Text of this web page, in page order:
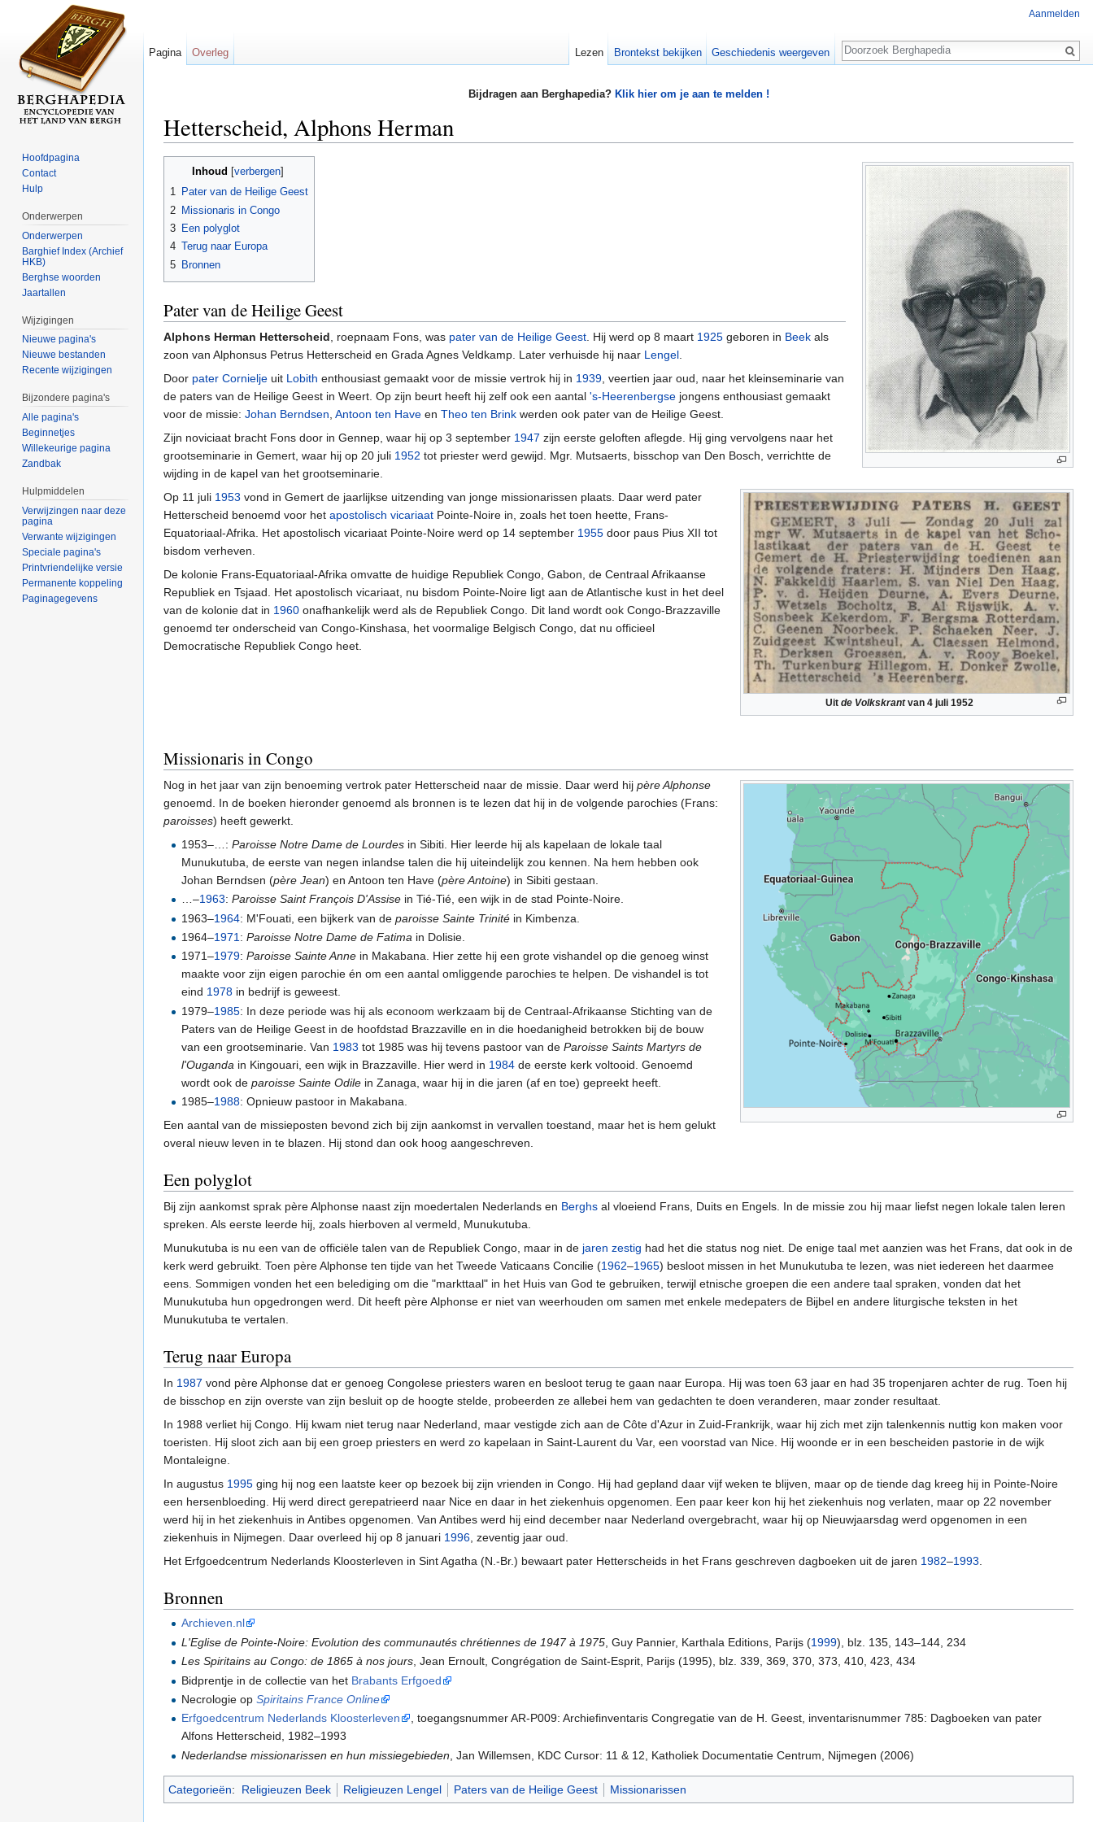
Bijdragen aan Berghapedia? Klik hier om je aan te melden !
Hetterscheid, Alphons Herman
Inhoud verbergen]
1 Pater van de Heilige Geest
2 Missionaris in Congo
3 Een polyglot
4 Terug naar Europa
5 Bronnen
Pater van de Heilige Geest
Alphons Herman Hetterscheid, roepnaam Fons, was pater van de Heilige Geest. Hij werd op 8 maart 1925 geboren in Beek als
zoon van Alphonsus Petrus Hetterscheid en Grada Agnes Veldkamp. Later verhuisde hij naar Lengel.
Door pater Cornielje uit Lobith enthousiast gemaakt voor de missie vertrok hij in 1939, veertien jaar oud, naar het kleinseminarie van
de paters van de Heilige Geest in Weert. Op zijn beurt heeft hij zelf ook een aantal 's-Heerenbergse jongens enthousiast gemaakt
voor de missie: Johan Berndsen, Antoon ten Have en Theo ten Brink werden ook pater van de Heilige Geest.
Uit de Volkskrantvan 4 juli 1952
Zijn noviciaat bracht Fons door in Gennep, waar hij op 3 september 1947 zijn eerste geloften aflegde. Hij ging vervolgens naar het
grootseminarie in Gemert, waar hij op 20 juli 1952 tot priester werd gewijd. Mgr. Mutsaerts, bisschop van Den Bosch, verrichtte de
wijding in de kapel van het grootseminarie.
Op 11 juli 1953 vond in Gemert de jaarlijkse uitzending van jonge missionarissen plaats. Daar werd pater
Hetterscheid benoemd voor het apostolisch vicariaat Pointe-Noire in, zoals het toen heette, Frans-
Equatoriaal-Afrika. Het apostolisch vicariaat Pointe-Noire werd op 14 september 1955 door paus Pius XII tot
bisdom verheven.
De kolonie Frans-Equatoriaal-Afrika omvatte de huidige Republiek Congo, Gabon, de Centraal Afrikaanse
Republiek en Tsjaad. Het apostolisch vicariaat, nu bisdom Pointe-Noire ligt aan de Atlantische kust in het deel
van de kolonie dat in 1960 onafhankelijk werd als de Republiek Congo. Dit land wordt ook Congo-Brazzaville
genoemd ter onderscheid van Congo-Kinshasa, het voormalige Belgisch Congo, dat nu officieel
Democratische Republiek Congo heet.
Missionaris in Congo
Nog in het jaar van zijn benoeming vertrok pater Hetterscheid naar de missie. Daar werd hij père Alphonse
genoemd. In de boeken hieronder genoemd als bronnen is te lezen dat hij in de volgende parochies (Frans:
paroisses) heeft gewerkt.
1953–…:Paroisse Notre Dame de Lourdes in Sibiti. Hier leerde hij als kapelaan de lokale taal
Munukutuba, de eerste van negen inlandse talen die hij uiteindelijk zou kennen. Na hem hebben ook
Johan Berndsen (père Jean) en Antoon ten Have (père Antoine) in Sibiti gestaan.
…–1963:Paroisse Saint François D'Assise in Tié-Tié, een wijk in de stad Pointe-Noire.
1963–1964: M'Fouati, een bijkerk van deparoisse Sainte Trinité in Kimbenza.
1964–1971 :Paroisse Notre Dame de Fatima in Dolisie.
1971–1979:Paroisse Sainte Anne in Makabana. Hier zette hij een grote vishandel op die genoeg winst
maakte voor zijn eigen parochie én om een aantal omliggende parochies te helpen. De vishandel is tot
eind 1978 in bedrijf is geweest.
1979–1985: In deze periode was hij als econoom werkzaam bij de Centraal-Afrikaanse Stichting van de
Paters van de Heilige Geest in de hoofdstad Brazzaville en in die hoedanigheid betrokken bij de bouw
van een grootseminarie. Van 1983 tot 1985 was hij tevens pastoor van deParoisse Saints Martyrs de
l'Ouganda in Kingouari, een wijk in Brazzaville. Hier werd in 1984 de eerste kerk voltooid. Genoemd
wordt ook deparoisse Sainte Odile in Zanaga, waar hij in die jaren (af en toe) gepreekt heeft.
1985–1988: Opnieuw pastoor in Makabana.
Een aantal van de missieposten bevond zich bij zijn aankomst in vervallen toestand, maar het is hem gelukt
overal nieuw leven in te blazen. Hij stond dan ook hoog aangeschreven.
Een polyglot
Bij zijn aankomst sprak père Alphonse naast zijn moedertalen Nederlands en Berghs al vloeiend Frans, Duits en Engels. In de missie zou hij maar liefst negen lokale talen leren
spreken. Als eerste leerde hij, zoals hierboven al vermeld, Munukutuba.
Munukutuba is nu een van de officiële talen van de Republiek Congo, maar in de jaren zestig had het die status nog niet. De enige taal met aanzien was het Frans, dat ook in de
kerk werd gebruikt. Toen père Alphonse ten tijde van het Tweede Vaticaans Concilie (1962–1965) besloot missen in het Munukutuba te lezen, was niet iedereen het daarmee
eens. Sommigen vonden het een belediging om die "markttaal" in het Huis van God te gebruiken, terwijl etnische groepen die een andere taal spraken, vonden dat het
Munukutuba hun opgedrongen werd. Dit heeft père Alphonse er niet van weerhouden om samen met enkele medepaters de Bijbel en andere liturgische teksten in het
Munukutuba te vertalen.
Terug naar Europa
In 1987 vond père Alphonse dat er genoeg Congolese priesters waren en besloot terug te gaan naar Europa. Hij was toen 63 jaar en had 35 tropenjaren achter de rug. Toen hij
de bisschop en zijn overste van zijn besluit op de hoogte stelde, probeerden ze allebei hem van gedachten te doen veranderen, maar zonder resultaat.
In 1988 verliet hij Congo. Hij kwam niet terug naar Nederland, maar vestigde zich aan de Côte d'Azur in Zuid-Frankrijk, waar hij zich met zijn talenkennis nuttig kon maken voor
toeristen. Hij sloot zich aan bij een groep priesters en werd zo kapelaan in Saint-Laurent du Var, een voorstad van Nice. Hij woonde er in een bescheiden pastorie in de wijk
Montaleigne.
In augustus 1995 ging hij nog een laatste keer op bezoek bij zijn vrienden in Congo. Hij had gepland daar vijf weken te blijven, maar op de tiende dag kreeg hij in Pointe-Noire
een hersenbloeding. Hij werd direct gerepatrieerd naar Nice en daar in het ziekenhuis opgenomen. Een paar keer kon hij het ziekenhuis nog verlaten, maar op 22 november
werd hij in het ziekenhuis in Antibes opgenomen. Van Antibes werd hij eind december naar Nederland overgebracht, waar hij op Nieuwjaarsdag werd opgenomen in een
ziekenhuis in Nijmegen. Daar overleed hij op 8 januari 1996 , zeventig jaar oud.
Het Erfgoedcentrum Nederlands Kloosterleven in Sint Agatha (N.-Br.) bewaart pater Hetterscheids in het Frans geschreven dagboeken uit de jaren 1982–1993
Bronnen
Archieven.nl
L'Eglise de Pointe-Noire: Evolution des communautés chrétiennes de 1947 à 1975 , Guy Pannier, Karthala Editions, Parijs (1999), blz. 135, 143–144, 234
Les Spiritains au Congo: de 1865 à nos jours , Jean Ernoult, Congrégation de Saint-Esprit, Parijs (1995), blz. 339, 369, 370, 373, 410, 423, 434
Bidprentje in de collectie van het Brabants Erfgoed
Necrologie opSpiritains France Online
Erfgoedcentrum Nederlands Kloosterleven
, toegangsnummer AR-P009: Archiefinventaris Congregatie van de H. Geest, inventarisnummer 785: Dagboeken van pater
Alfons Hetterscheid, 1982–1993
Nederlandse missionarissen en hun missiegebieden , Jan Willemsen, KDC Cursor: 11 & 12, Katholiek Documentatie Centrum, Nijmegen (2006)
Categorieën: Religieuzen Beek Religieuzen Lengel Paters van de Heilige Geest Missionarissen
Aanmelden
Pagina Overleg Lezen Brontekst bekijken Geschiedenis weergeven
Zoeken
Hoofdpagina
Contact
Hulp
Onderwerpen
Onderwerpen
Barghief Index (Archief
HKB)
Berghse woorden
Jaartallen
Wijzigingen
Nieuwe pagina's
Nieuwe bestanden
Recente wijzigingen
Bijzondere pagina's
Alle pagina's
Beginnetjes
Willekeurige pagina
Zandbak
Hulpmiddelen
Verwijzingen naar deze
pagina
Verwante wijzigingen
Speciale pagina's
Printvriendelijke versie
Permanente koppeling
Paginagegevens